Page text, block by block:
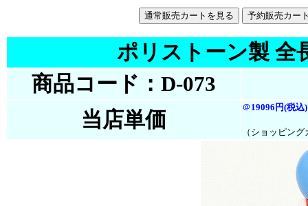
ポリストーン製 全
商品コード：D-073
当店単価
＠19096円(税込)
（ショッピン